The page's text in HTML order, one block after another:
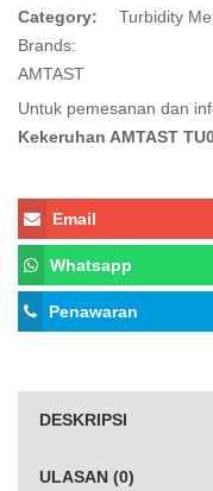
Category:
Turbidity
Brands:
AMTAST
Untuk pemesanan dan
Kekeruhan AMTAST
Email
Whatsapp
Penawaran
DESKRIPSI
ULASAN (0)